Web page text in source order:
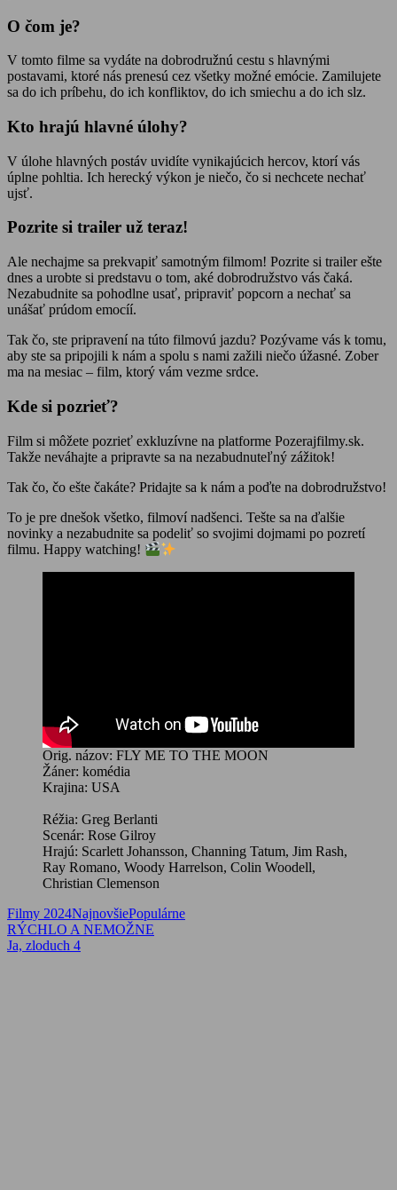
O čom je?
V tomto filme sa vydáte na dobrodružnú cestu s hlavnými
postavami, ktoré nás prenesú cez všetky možné emócie. Zamilujete
sa do ich príbehu, do ich konfliktov, do ich smiechu a do ich slz.
Kto hrajú hlavné úlohy?
V úlohe hlavných postáv uvidíte vynikajúcich hercov, ktorí vás
úplne pohltia. Ich herecký výkon je niečo, čo si nechcete nechať
ujsť.
Pozrite si trailer už teraz!
Ale nechajme sa prekvapiť samotným filmom! Pozrite si trailer ešte
dnes a urobte si predstavu o tom, aké dobrodružstvo vás čaká.
Nezabudnite sa pohodlne usať, pripraviť popcorn a nechať sa
unášať prúdom emocíí.
Tak čo, ste pripravení na túto filmovú jazdu? Pozývame vás k tomu,
aby ste sa pripojili k nám a spolu s nami zažili niečo úžasné. Zober
ma na mesiac – film, ktorý vám vezme srdce.
Kde si pozrieť?
Film si môžete pozrieť exkluzívne na platforme Pozerajfilmy.sk.
Takže neváhajte a pripravte sa na nezabudnuteľný zážitok!
Tak čo, čo ešte čakáte? Pridajte sa k nám a poďte na dobrodružstvo!
To je pre dnešok všetko, filmoví nadšenci. Tešte sa na ďalšie
novinky a nezabudnite sa podeliť so svojimi dojmami po pozretí
filmu. Happy watching!
Orig. názov: FLY ME TO THE MOON
Žáner: komédia
Krajina: USA
Réžia: Greg Berlanti
Scenár: Rose Gilroy
Hrajú: Scarlett Johansson, Channing Tatum, Jim Rash,
Ray Romano, Woody Harrelson, Colin Woodell,
Christian Clemenson
Filmy 2024NajnovšiePopulárne
Navigácia
v
Previous
Post:
RÝCHLO A NEMOŽNE
Next
Ja, zloduch 4